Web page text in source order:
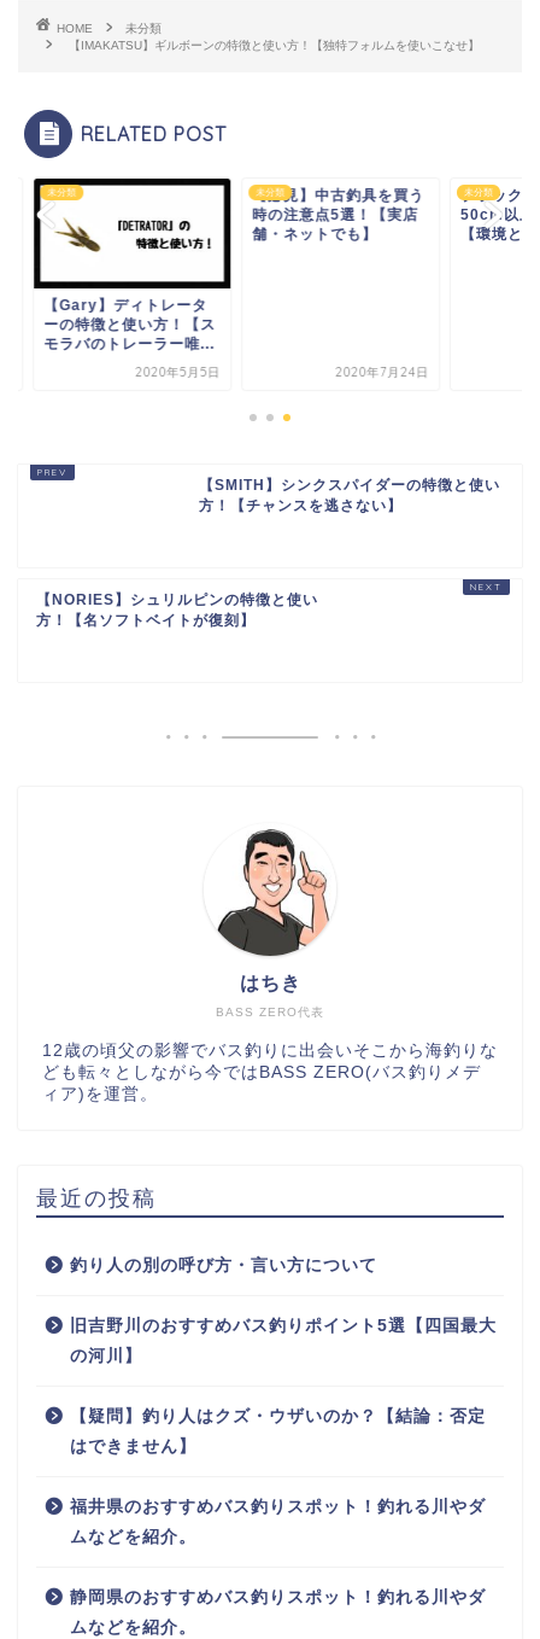
HOME
未分類
【IMAKATSU】ギルボーンの特徴と使い方！【独特フォルムを使いこなせ】
RELATED POST
】ディトレータ
特徴と使い方！【ス
バのトレーラー唯...
2020年5月5日
【必見】中古釣具を買う
時の注意点5選！【実店
舗・ネットでも】
2020年7月24日
未分類
ブラックバスは何年
50cm以上になるの
【環境と餌次第】
【SMITH】シンクスパイダーの特徴と使い
方！【チャンスを逃さない】
【NORIES】シュリルピンの特徴と使い
方！【名ソフトベイトが復刻】
BASS ZERO代表
はちき
12歳の頃父の影響でバス釣りに出会いそこから海釣りな
ども転々としながら今ではBASS ZERO(バス釣りメデ
ィア)を運営。
最近の投稿
釣り人の別の呼び方・言い方について
旧吉野川のおすすめバス釣りポイント5選【四国最大
の河川】
【疑問】釣り人はクズ・ウザいのか？【結論：否定
はできません】
福井県のおすすめバス釣りスポット！釣れる川やダ
ムなどを紹介。
静岡県のおすすめバス釣りスポット！釣れる川やダ
ムなどを紹介。